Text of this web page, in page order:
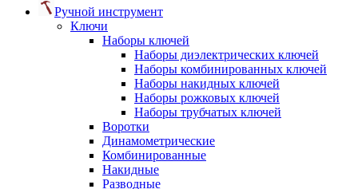
Ручной инструмент
Ключи
Наборы ключей
Наборы диэлектрических ключей
Наборы комбинированных ключей
Наборы накидных ключей
Наборы рожковых ключей
Наборы трубчатых ключей
Воротки
Динамометрические
Комбинированные
Накидные
Разводные